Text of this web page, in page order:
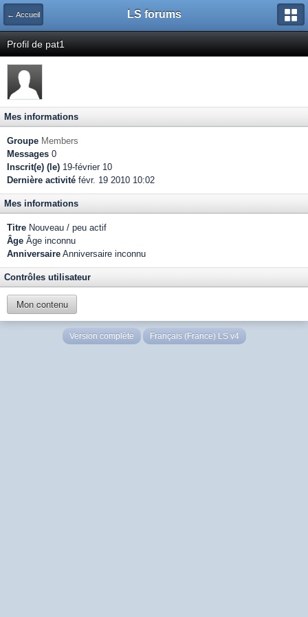
← Accueil LS forums
Profil de pat1
Mes informations
Groupe Members
Messages 0
Inscrit(e) (le) 19-février 10
Dernière activité févr. 19 2010 10:02
Mes informations
Titre Nouveau / peu actif
Âge Âge inconnu
Anniversaire Anniversaire inconnu
Contrôles utilisateur
Mon contenu
Version complète Français (France) LS v4